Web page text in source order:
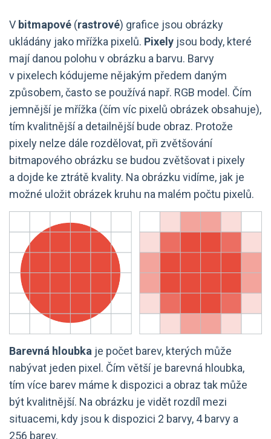
V bitmapové (rastrové) grafice jsou obrázky
ukládány jako mřížka pixelů. Pixely jsou body, které
mají danou polohu v obrázku a barvu. Barvy
v pixelech kódujeme nějakým předem daným
způsobem, často se používá např. RGB model. Čím
jemnější je mřížka (čím víc pixelů obrázek obsahuje),
tím kvalitnější a detailnější bude obraz. Protože
pixely nelze dále rozdělovat, při zvětšování
bitmapového obrázku se budou zvětšovat i pixely
a dojde ke ztrátě kvality. Na obrázku vidíme, jak je
možné uložit obrázek kruhu na malém počtu pixelů.
Barevná hloubka je počet barev, kterých může
nabývat jeden pixel. Čím větší je barevná hloubka,
tím více barev máme k dispozici a obraz tak může
být kvalitnější. Na obrázku je vidět rozdíl mezi
situacemi, kdy jsou k dispozici 2 barvy, 4 barvy a
256 barev.